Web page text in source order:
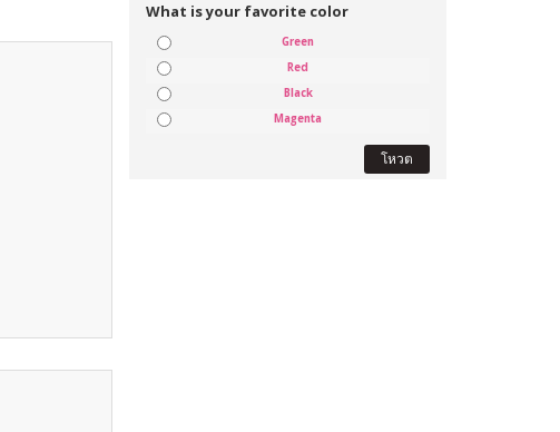
What is your favorite color
Green
Red
Black
Magenta
โหวต